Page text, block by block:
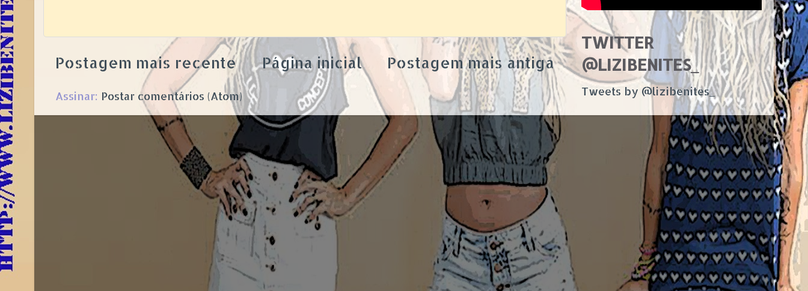
Postagem mais recente Postagem mais antiga
Página inicial
Assinar: Postar comentários (Atom)
TWITTER
@LIZIBENITES_
Tweets by @lizibenites_